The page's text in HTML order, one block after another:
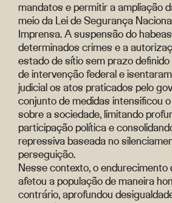
mandatos e permitir a ampliação
meio da Lei de Segurança
Imprensa. A suspensão do
determinados crimes e a
estado de sítio sem prazo
de intervenção federal e
judicial os atos praticados pelo
conjunto de medidas intensificou
sobre a sociedade, limitando
participação política e
repressiva baseada no
perseguição.
Nesse contexto, o endurecimento
afetou a população de maneira
contrário, aprofundou